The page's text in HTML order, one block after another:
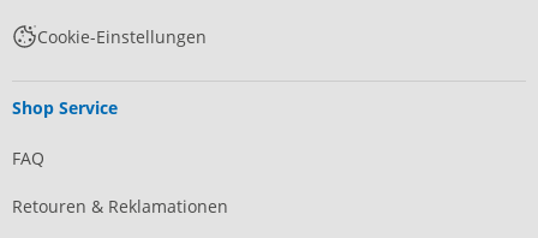
Cookie-Einstellungen
Shop Service
FAQ
Retouren & Reklamationen